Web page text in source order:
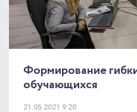
Формирование
обучающихся
21.05.2021 9:20